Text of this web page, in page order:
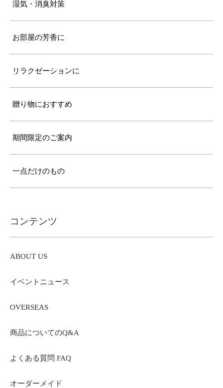
湿気・消臭対策
お部屋の芳香に
リラクゼーションに
贈り物におすすめ
期間限定のご案内
一点だけのもの
コンテンツ
ABOUT US
イベントニュース
OVERSEAS
商品についてのQ&A
よくある質問 FAQ
オーダーメイド